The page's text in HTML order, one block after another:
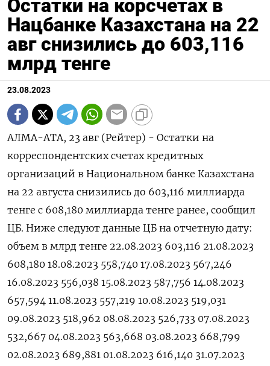
Остатки на корсчетах в
Нацбанке Казахстана на 22
авг снизились до 603,116
млрд тенге
23.08.2023
АЛМА-АТА, 23 авг (Рейтер) - Остатки на
корреспондентских счетах кредитных
организаций в Национальном банке Казахстана
на 22 августа снизились до 603,116 миллиарда
тенге с 608,180 миллиарда тенге ранее, сообщил
ЦБ. Ниже следуют данные ЦБ на отчетную дату:
объем в млрд тенге 22.08.2023 603,116 21.08.2023
608,180 18.08.2023 558,740 17.08.2023 567,246
16.08.2023 556,038 15.08.2023 587,756 14.08.2023
657,594 11.08.2023 557,219 10.08.2023 519,031
09.08.2023 518,962 08.08.2023 526,733 07.08.2023
532,667 04.08.2023 563,668 03.08.2023 668,799
02.08.2023 689,881 01.08.2023 616,140 31.07.2023